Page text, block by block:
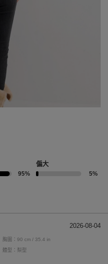
95%
偏大
5%
2026-08-04
胸圍：90 cm / 35.4 in
體型：梨型